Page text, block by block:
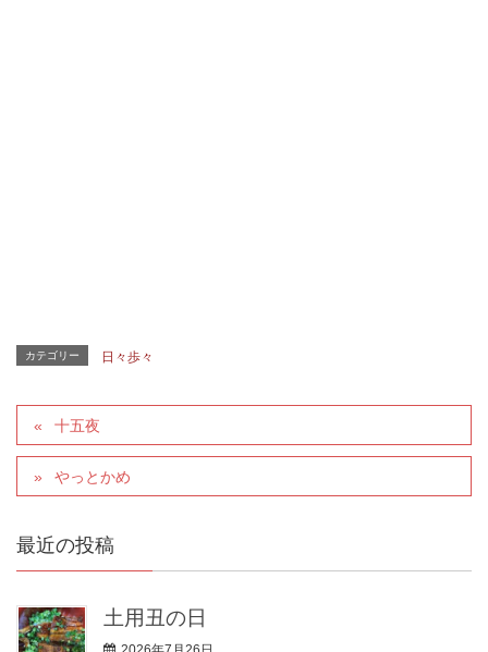
カテゴリー 日々歩々
十五夜
やっとかめ
最近の投稿
土用丑の日